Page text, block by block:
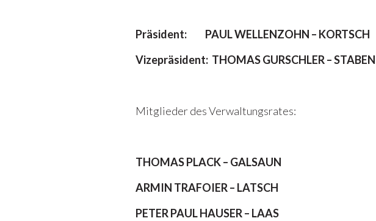
Präsident: PAUL WELLENZOHN – KORTSCH
Vizepräsident: THOMAS GURSCHLER – STABEN
Mitglieder des Verwaltungsrates:
THOMAS PLACK – GALSAUN
ARMIN TRAFOIER – LATSCH
PETER PAUL HAUSER – LAAS